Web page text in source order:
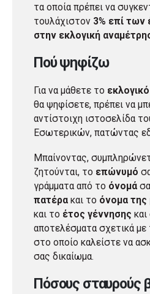
τα οποία πρέπει να
τουλάχιστον 3% επί
στην εκλογική
Πού ψηφίζω
Για να μάθετε το
θα ψηφίσετε, πρέπει να
αντίστοιχη ιστοσελίδα
Εσωτερικών, πατώντας
Μπαίνοντας,
ζητούνται, το επώνυμό
γράμματα από το όνομά
πατέρα και το όνομα της
και το έτος γέννησης
αποτελέσματα σχετικά με
στο οποίο καλείστε να
σας δικαίωμα.
Πόσους σταυρούς